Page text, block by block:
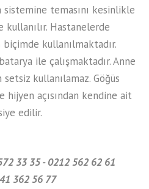
sistemine temasını kesinlikle
Hastanelerde
kullanılmaktadır.
ile çalışmaktadır. Anne
setsiz kullanılamaz. Göğüs
hijyen açısından kendine ait
edilir.
33 35 - 0212 562 62 61
362 56 77